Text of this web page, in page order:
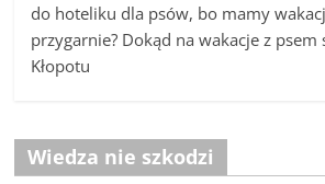
do hoteliku dla psów, bo mamy
przygarnie? Dokąd na wakacje z psem
Kłopotu
Wiedza nie szkodzi